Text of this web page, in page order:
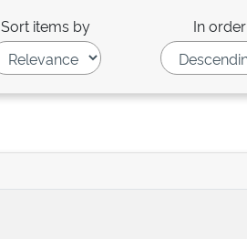
Sort items by In order